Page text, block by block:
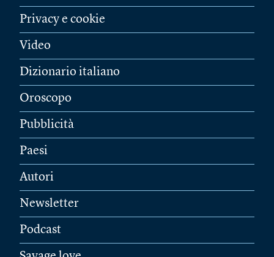
Privacy e cookie
Video
Dizionario italiano
Oroscopo
Pubblicità
Paesi
Autori
Newsletter
Podcast